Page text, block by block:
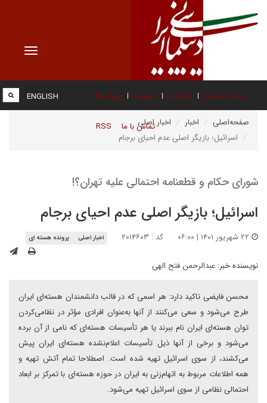
Toggle
صفحه نخست درباره ما عضویت پیوند ها
تماس با ما RSS
ENGLISH
صفحه‌اصلی اخبار
اخبار اصلی
اسرائیل؛ بازیگر اصلی عدم احیای برجام
شورای حکام و قطعنامه احتمالی علیه تهران؟!
اسرائیل؛ بازیگر اصلی عدم احیای برجام
کد : ۲۰۱۴۶۰۳ اخبار اصلی پرونده هسته ای
نویسنده خبر: عبدالرحمن فتح الهی
محسن فایضی تاکید دارد: هر اسمی که در قالب دانشمندان هسته‌ای ایران
طرح می‌شود و سعی می‌کنند از آنها به‌عنوان افرادی مؤثر در نظامی‌کردن
توان هسته‌ای ایران نام ببرند یا هر تأسیسات هسته‌ای که نامی از آن برده
می‌شود و برخی از آنها ذیل تأسیسات اعلام‌نشده هسته‌ای ایران پیش
می‌کشند، از سوی اسرائیل تهیه شده است. اصطلاحا تمام آتش تهیه و
همه اطلاعات مربوط به اتهام‌زنی به ایران در حوزه هسته‌ای با تمرکز بر ابعاد
احتمالی نظامی از سوی اسرائیل تهیه می‌شود.